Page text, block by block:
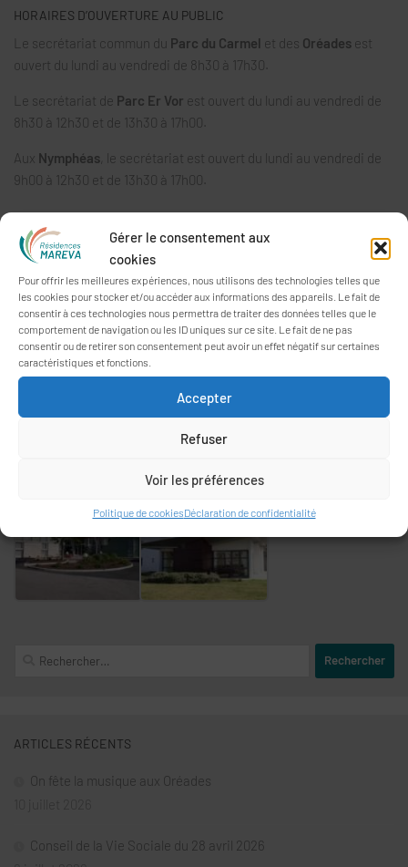
Gérer le consentement aux
cookies
Pour offrir les meilleures expériences, nous utilisons des technologies telles que
les cookies pour stocker et/ou accéder aux informations des appareils. Le fait de
consentir à ces technologies nous permettra de traiter des données telles que le
comportement de navigation ou les ID uniques sur ce site. Le fait de ne pas
consentir ou de retirer son consentement peut avoir un effet négatif sur certaines
caractéristiques et fonctions.
Accepter
Refuser
Voir les préférences
Politique de cookiesDéclaration de confidentialité
HORAIRES D’OUVERTURE AU PUBLIC
Le secrétariat commun du Parc du Carmel et des Oréades est
ouvert du lundi au vendredi de 8h30 à 17h30.
Le secrétariat de Parc Er Vor est ouvert du lundi au vendredi de
8h30 à 12h30 et de 13h30 à 17h00.
Aux Nymphéas , le secrétariat est ouvert du lundi au vendredi de
9h00 à 12h30 et de 13h30 à 17h00.
PRÉSENTATION
Les Résidences MAREVA est un Établissement Public autonome
comptant quatre EHPAD répartis sur Vannes et Meucon dans le
Morbihan.
Ces structures à taille humaine donnent la part belle à l’animation
et sont concentrées sur le projet de vie des personnes
Rechercher :
ARTICLES RÉCENTS
On fête la musique aux Oréades
Conseil de la Vie Sociale du 28 avril 2026